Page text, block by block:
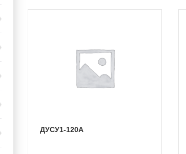
ДУСУ1-120А